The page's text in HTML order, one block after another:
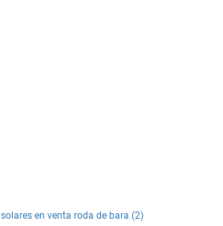
en venta roda de bara (2)